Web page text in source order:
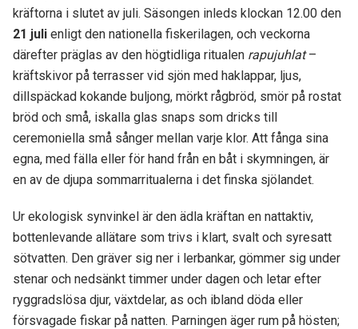
kräftorna i slutet av juli. Säsongen inleds klockan 12.00 den
21 juli enligt den nationella fiskerilagen, och veckorna
därefter präglas av den högtidliga ritualen rapujuhlat–
kräftskivor på terrasser vid sjön med haklappar, ljus,
dillspäckad kokande buljong, mörkt rågbröd, smör på rostat
bröd och små, iskalla glas snaps som dricks till
ceremoniella små sånger mellan varje klor. Att fånga sina
egna, med fälla eller för hand från en båt i skymningen, är
en av de djupa sommarritualerna i det finska sjölandet.
Ur ekologisk synvinkel är den ädla kräftan en nattaktiv,
bottenlevande allätare som trivs i klart, svalt och syresatt
sötvatten. Den gräver sig ner i lerbankar, gömmer sig under
stenar och nedsänkt timmer under dagen och letar efter
ryggradslösa djur, växtdelar, as och ibland döda eller
försvagade fiskar på natten. Parningen äger rum på hösten;